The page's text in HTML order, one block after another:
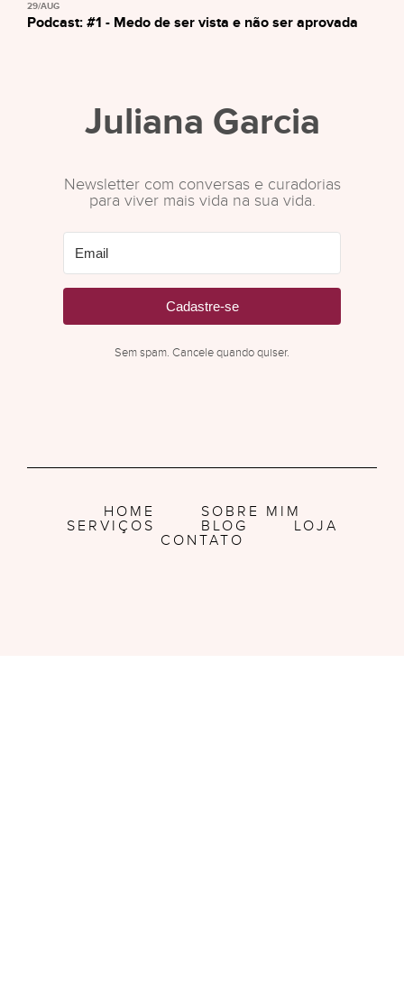
29/AUG
Podcast: #1 - Medo de ser vista e não ser aprovada
Juliana Garcia
Newsletter com conversas e curadorias
para viver mais vida na sua vida.
Cadastre-se
Sem spam. Cancele quando quiser.
HOME
SOBRE MIM
SERVIÇOS
BLOG
LOJA
CONTATO